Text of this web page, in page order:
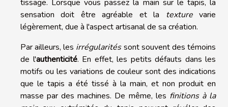
tissage. Lorsque vous passez la main sur le tapis, la
sensation doit être agréable et la texturevarie
légèrement, due à l'aspect artisanal de sa création.
Par ailleurs, les irrégularitéssont souvent des témoins
de l'authenticité. En effet, les petits défauts dans les
motifs ou les variations de couleur sont des indications
que le tapis a été tissé à la main, et non produit en
masse par des machines. De même, les finitions à la